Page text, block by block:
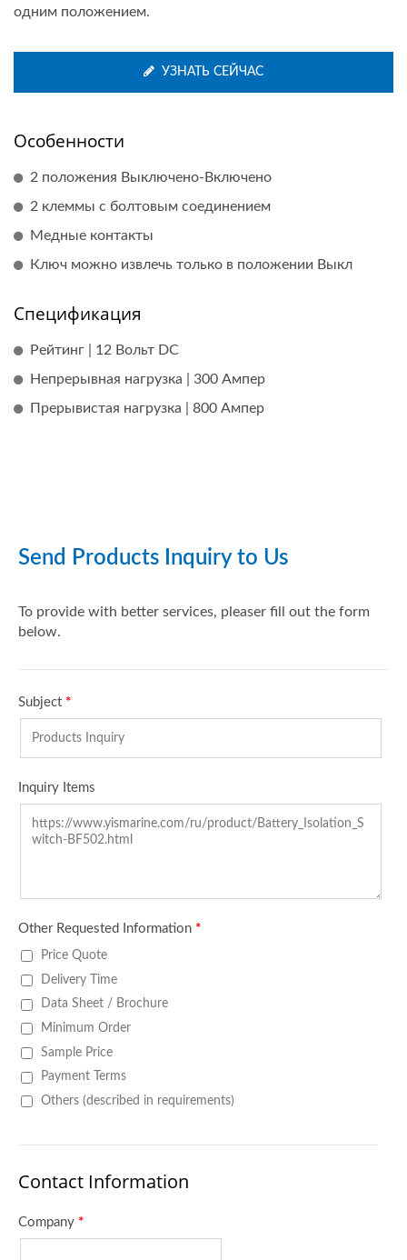
одним положением.
УЗНАТЬ СЕЙЧАС
Особенности
2 положения Выключено-Включено
2 клеммы с болтовым соединением
Медные контакты
Ключ можно извлечь только в положении Выкл
Спецификация
Рейтинг | 12 Вольт DC
Непрерывная нагрузка | 300 Ампер
Прерывистая нагрузка | 800 Ампер